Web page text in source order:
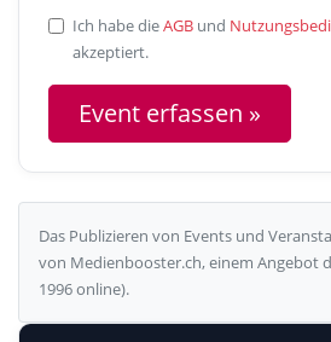
Ich habe dieAGB und
akzeptiert.
Das Publizieren von Events und
von Medienbooster.ch, einem Angebot
1996 online).